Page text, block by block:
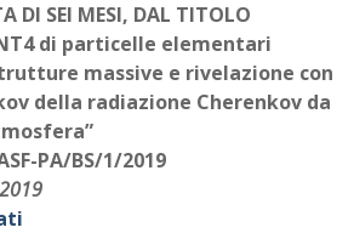
DI SEI MESI, DAL TITOLO
di particelle elementari
massive e rivelazione con
della radiazione Cherenkov da
PA/BS/1/2019